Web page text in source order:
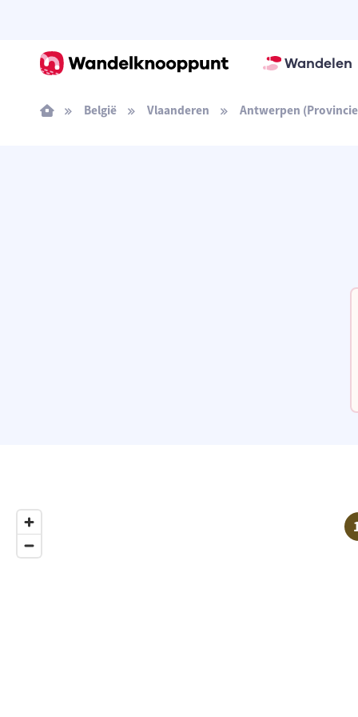
Wandelen
België Vlaanderen Antwerpen